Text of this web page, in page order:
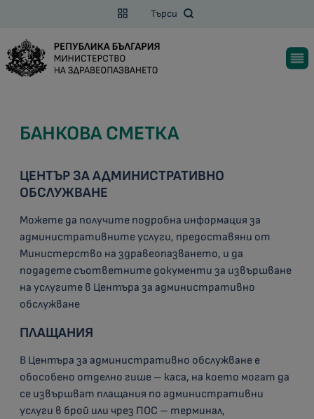
Търси
БАНКОВА СМЕТКА
ЦЕНТЪР ЗА АДМИНИСТРАТИВНО
ОБСЛУЖВАНЕ
Можете да получите подробна информация за
административните услуги, предоставяни от
Министерство на здравеопазването, и да
подадете съответните документи за извършване
на услугите в Центъра за административно
обслужване
ПЛАЩАНИЯ
В Центъра за административно обслужване е
обособено отделно гише – каса, на което могат да
се извършват плащания по административни
услуги в брой или чрез ПОС – терминал,